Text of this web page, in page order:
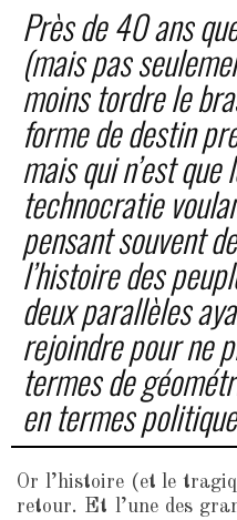
Près de 40 ans
(mais pas
moins tordre le
forme de destin
mais qui n’est
technocratie
pensant souvent
l’histoire des
deux parallèles
rejoindre pour ne
termes de
en termes
Or l’histoire (et le
retour. Et l’une des